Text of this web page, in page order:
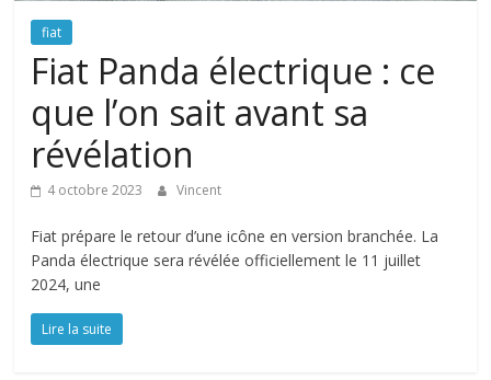
fiat
Fiat Panda électrique : ce
que l’on sait avant sa
révélation
4 octobre 2023 Vincent
Fiat prépare le retour d’une icône en version branchée. La
Panda électrique sera révélée officiellement le 11 juillet
2024, une
Lire la suite